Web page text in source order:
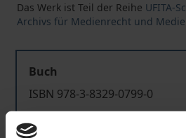
Das Werk ist Teil der Reihe UFITA-
Archivs für Medienrecht und
Buch
ISBN 978-3-8329-0799-0
Nicht lieferbar